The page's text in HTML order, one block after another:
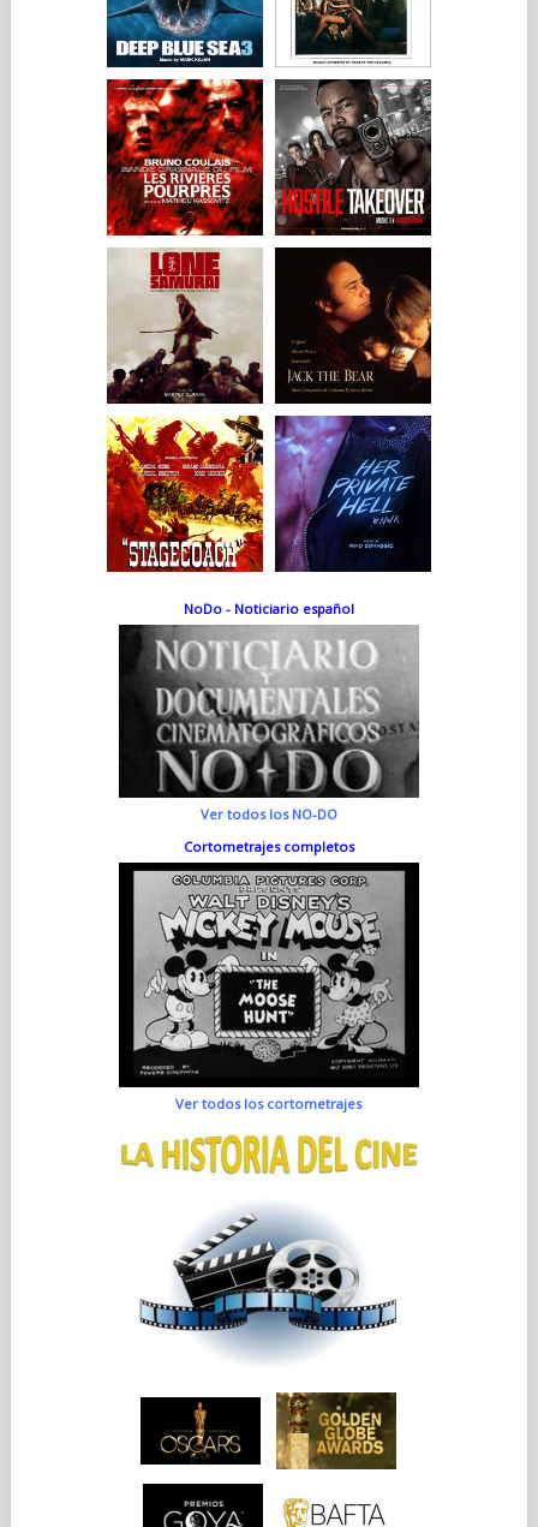
NoDo - Noticiario español
Ver todos los NO-DO
Cortometrajes completos
Ver todos los cortometrajes